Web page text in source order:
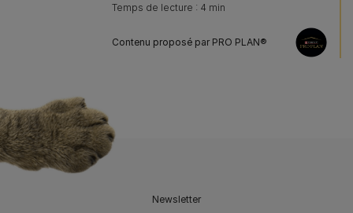
Temps de lecture : 4 min
Contenu proposé par PRO PLAN®
Newsletter